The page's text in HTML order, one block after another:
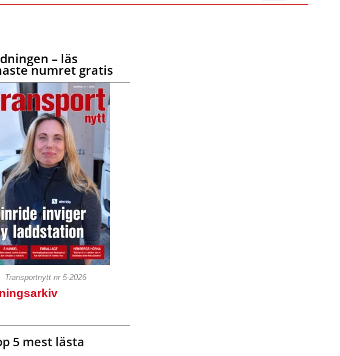
– läs
numret gratis
Transportnytt nr 5-2026
5 mest lästa